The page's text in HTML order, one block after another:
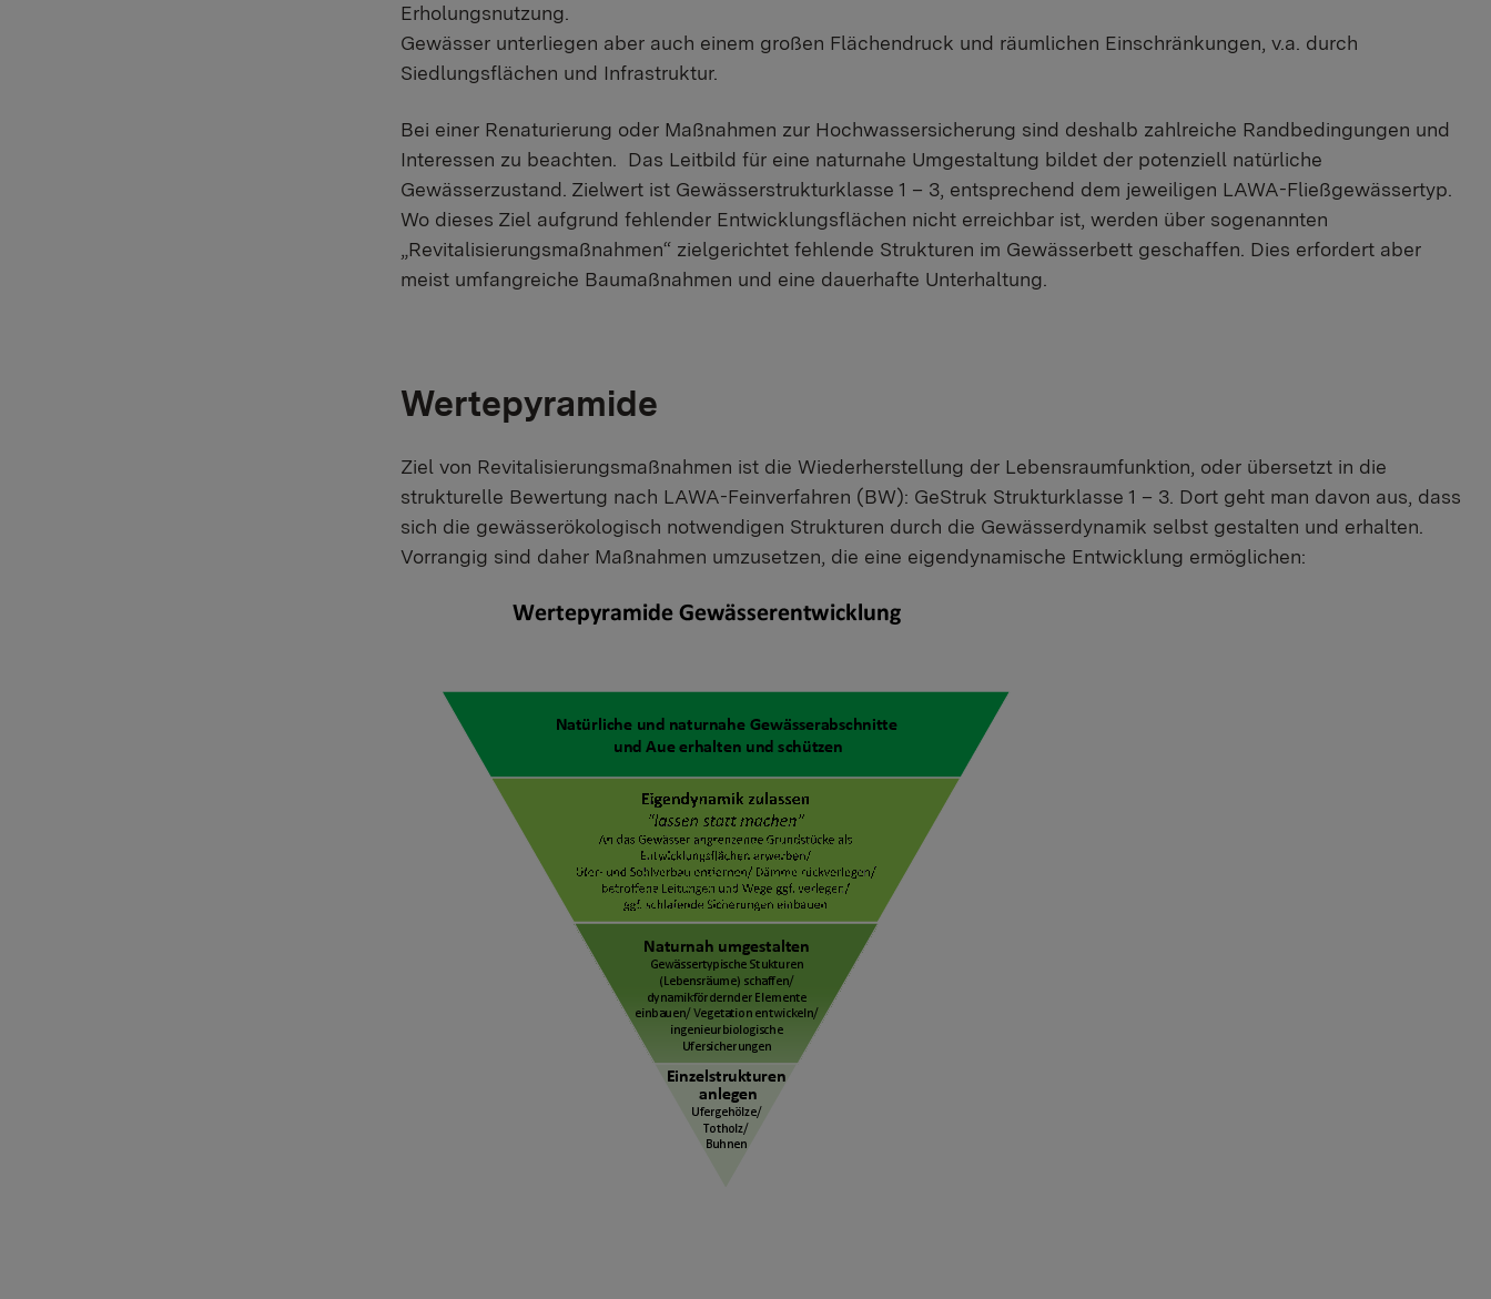
Erholungsnutzung.
Gewässer unterliegen aber auch einem großen Flächendruck und räumlichen Einschränkungen, v.a. durch
Siedlungsflächen und Infrastruktur.
Bei einer Renaturierung oder Maßnahmen zur Hochwassersicherung sind deshalb zahlreiche Randbedingungen und
Interessen zu beachten. Das Leitbild für eine naturnahe Umgestaltung bildet der potenziell natürliche
Gewässerzustand. Zielwert ist Gewässerstrukturklasse 1 – 3, entsprechend dem jeweiligen LAWA-Fließgewässertyp.
Wo dieses Ziel aufgrund fehlender Entwicklungsflächen nicht erreichbar ist, werden über sogenannten
„Revitalisierungsmaßnahmen“ zielgerichtet fehlende Strukturen im Gewässerbett geschaffen. Dies erfordert aber
meist umfangreiche Baumaßnahmen und eine dauerhafte Unterhaltung.
Wertepyramide
Ziel von Revitalisierungsmaßnahmen ist die Wiederherstellung der Lebensraumfunktion, oder übersetzt in die
strukturelle Bewertung nach LAWA-Feinverfahren (BW): GeStruk Strukturklasse 1 – 3. Dort geht man davon aus, dass
sich die gewässerökologisch notwendigen Strukturen durch die Gewässerdynamik selbst gestalten und erhalten.
Vorrangig sind daher Maßnahmen umzusetzen, die eine eigendynamische Entwicklung ermöglichen: